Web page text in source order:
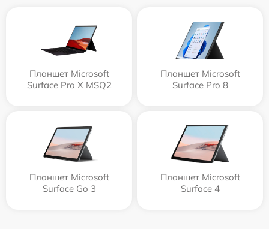
Планшет Microsoft
Surface Pro X MSQ2
Планшет Microsoft
Surface Pro 8
Планшет Microsoft
Surface Go 3
Планшет Microsoft
Surface 4